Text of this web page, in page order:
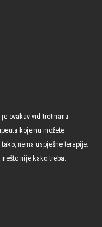
ovakav vid tretmana
kojemu možete
nema uspješne terapije.
nije kako treba.